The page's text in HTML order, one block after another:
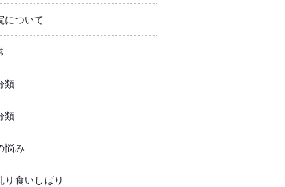
について
類
類
悩み
り食いしばり